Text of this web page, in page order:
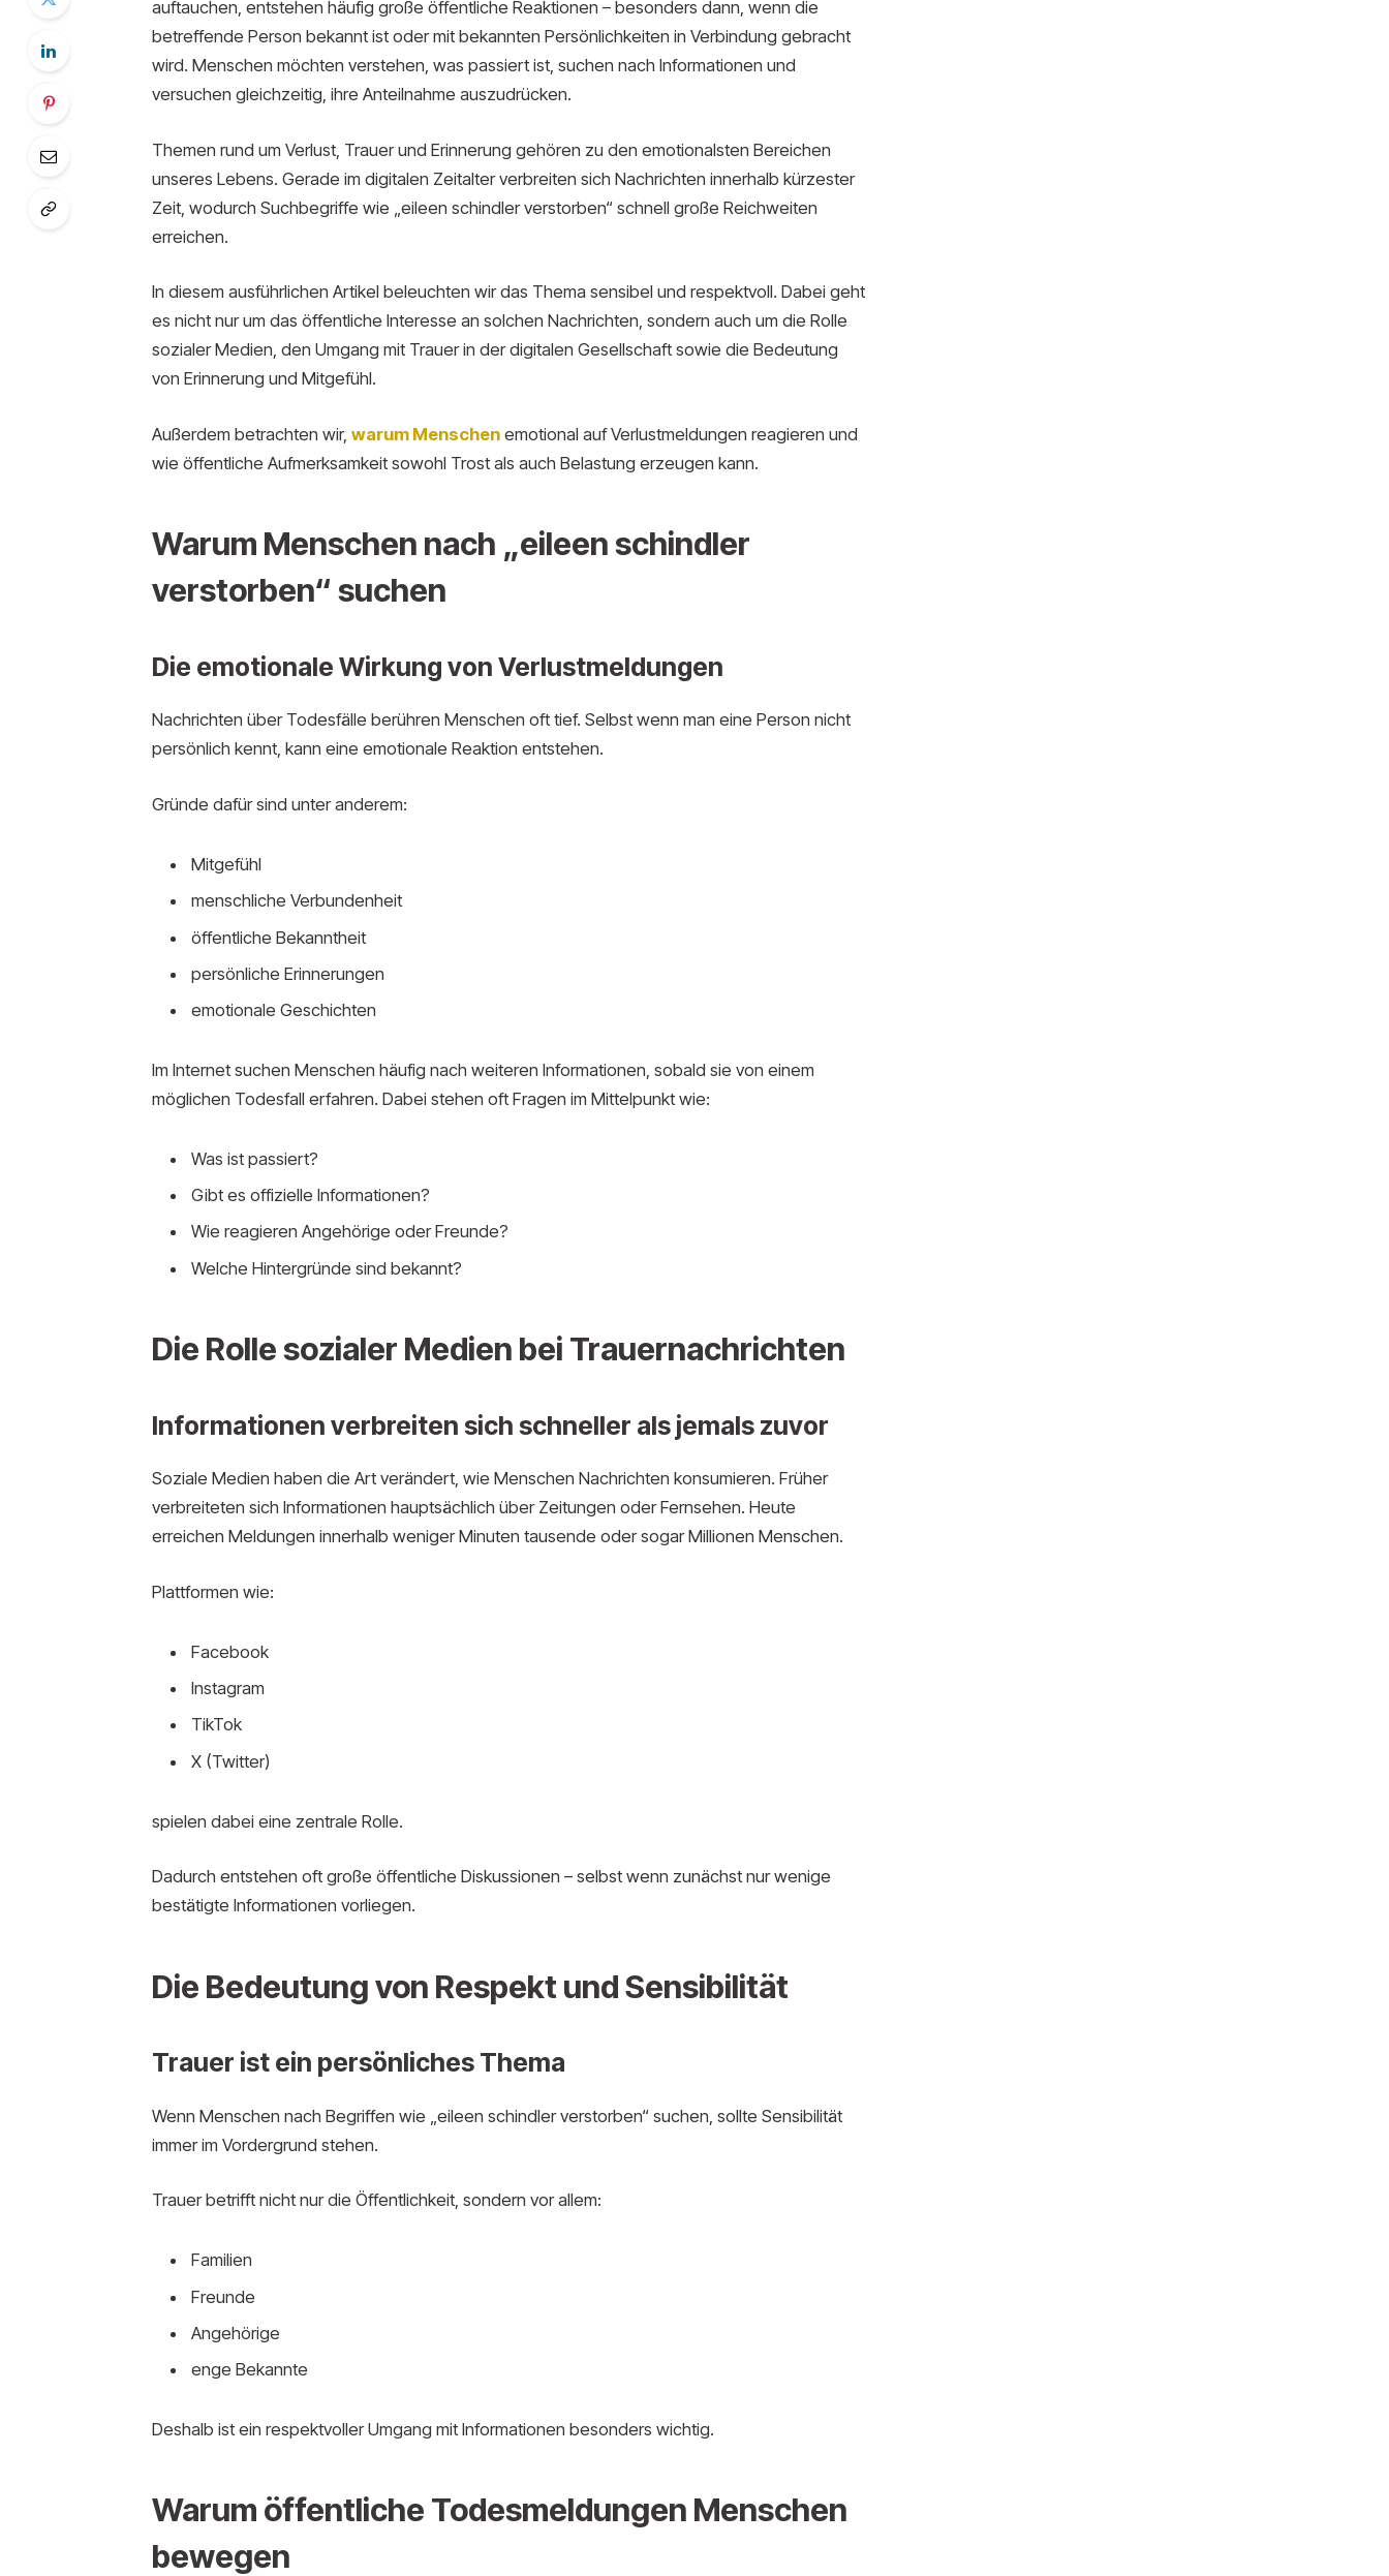
auftauchen, entstehen häufig große öffentliche Reaktionen – besonders dann, wenn die
betreffende Person bekannt ist oder mit bekannten Persönlichkeiten in Verbindung gebracht
wird. Menschen möchten verstehen, was passiert ist, suchen nach Informationen und
versuchen gleichzeitig, ihre Anteilnahme auszudrücken.
Themen rund um Verlust, Trauer und Erinnerung gehören zu den emotionalsten Bereichen
unseres Lebens. Gerade im digitalen Zeitalter verbreiten sich Nachrichten innerhalb kürzester
Zeit, wodurch Suchbegriffe wie „eileen schindler verstorben“ schnell große Reichweiten
erreichen.
In diesem ausführlichen Artikel beleuchten wir das Thema sensibel und respektvoll. Dabei geht
es nicht nur um das öffentliche Interesse an solchen Nachrichten, sondern auch um die Rolle
sozialer Medien, den Umgang mit Trauer in der digitalen Gesellschaft sowie die Bedeutung
von Erinnerung und Mitgefühl.
Außerdem betrachten wir, warum Menschenemotional auf Verlustmeldungen reagieren und
wie öffentliche Aufmerksamkeit sowohl Trost als auch Belastung erzeugen kann.
Warum Menschen nach „eileen schindler
verstorben“ suchen
Die emotionale Wirkung von Verlustmeldungen
Nachrichten über Todesfälle berühren Menschen oft tief. Selbst wenn man eine Person nicht
persönlich kennt, kann eine emotionale Reaktion entstehen.
Gründe dafür sind unter anderem:
Mitgefühl
menschliche Verbundenheit
öffentliche Bekanntheit
persönliche Erinnerungen
emotionale Geschichten
Im Internet suchen Menschen häufig nach weiteren Informationen, sobald sie von einem
möglichen Todesfall erfahren. Dabei stehen oft Fragen im Mittelpunkt wie:
Was ist passiert?
Gibt es offizielle Informationen?
Wie reagieren Angehörige oder Freunde?
Welche Hintergründe sind bekannt?
Die Rolle sozialer Medien bei Trauernachrichten
Informationen verbreiten sich schneller als jemals zuvor
Soziale Medien haben die Art verändert, wie Menschen Nachrichten konsumieren. Früher
verbreiteten sich Informationen hauptsächlich über Zeitungen oder Fernsehen. Heute
erreichen Meldungen innerhalb weniger Minuten tausende oder sogar Millionen Menschen.
Plattformen wie:
Facebook
Instagram
TikTok
X (Twitter)
spielen dabei eine zentrale Rolle.
Dadurch entstehen oft große öffentliche Diskussionen – selbst wenn zunächst nur wenige
bestätigte Informationen vorliegen.
Die Bedeutung von Respekt und Sensibilität
Trauer ist ein persönliches Thema
Wenn Menschen nach Begriffen wie „eileen schindler verstorben“ suchen, sollte Sensibilität
immer im Vordergrund stehen.
Trauer betrifft nicht nur die Öffentlichkeit, sondern vor allem:
Familien
Freunde
Angehörige
enge Bekannte
Deshalb ist ein respektvoller Umgang mit Informationen besonders wichtig.
Warum öffentliche Todesmeldungen Menschen
bewegen